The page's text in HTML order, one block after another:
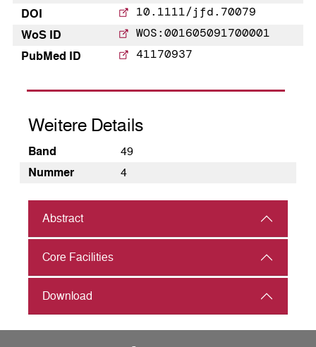
DOI
10.1111/jfd.70079
WoS ID WOS:001605091700001
PubMed ID 41170937
Weitere Details
Band
49
Nummer
4
Abstract
Core Facilities
Download